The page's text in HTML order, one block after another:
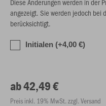
Diese Änderungen werden in der
angezeigt. Sie werden jedoch bei
berücksichtigt.
Initialen (+4,00 €)
ab 42,49 €
Preis inkl. 19% MwSt. zzgl. Versand